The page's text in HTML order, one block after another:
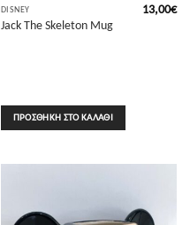
DISNEY
Jack The Skeleton Mug
13,00€
ΠΡΟΣΘΉΚΗ ΣΤΟ ΚΑΛΆΘΙ